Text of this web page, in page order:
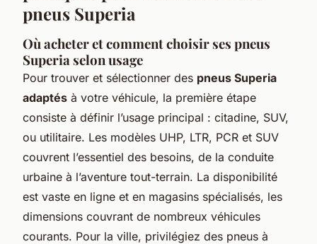
pneus Superia
Où acheter et comment choisir ses pneus
Superia selon usage
Pour trouver et sélectionner des pneus Superia
adaptés à votre véhicule, la première étape
consiste à définir l’usage principal : citadine, SUV,
ou utilitaire. Les modèles UHP, LTR, PCR et SUV
couvrent l’essentiel des besoins, de la conduite
urbaine à l’aventure tout-terrain. La disponibilité
est vaste en ligne et en magasins spécialisés, les
dimensions couvrant de nombreux véhicules
courants. Pour la ville, privilégiez des pneus à